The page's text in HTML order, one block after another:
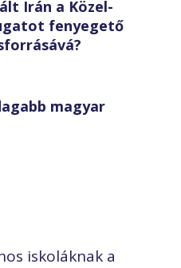
Irán a Közel-
fenyegető
magyar
iskoláknak a